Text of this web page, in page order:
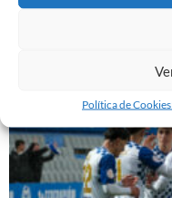
Política de Cookies